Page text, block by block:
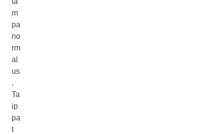
m
pa
no
rm
al
us
.
Ta
ip
pa
t